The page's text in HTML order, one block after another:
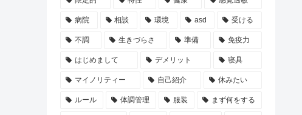
病院 相談 環境 asd 受ける
不調 生きづらさ 準備 免疫力
はじめまして デメリット 寝具
マイノリティー 自己紹介 休みたい
ルール 体調管理 服装 まず何をする